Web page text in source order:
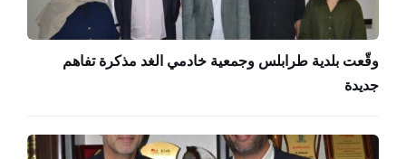
وقّعت بلدية طرابلس وجمعية خادمي الغد مذكرة تفاهم
جديدة